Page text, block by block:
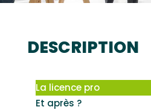
DESCRIPTION
La licence pro
Et après ?